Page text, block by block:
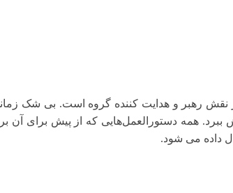
رهبر و هدایت کننده گروه است. بی شک
ببرد. همه دستورالعمل‌هایی که از پیش برای
داده می شود.